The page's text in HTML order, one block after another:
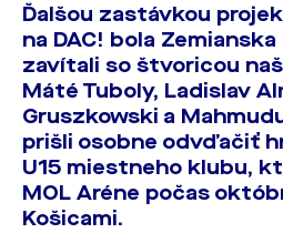
Ďalšou zastávkou
na DAC! bola
zavítali so štvoricou
Máté Tuboly, Ladislav
Gruszkowski a
prišli osobne odvďačiť
U15 miestneho klubu,
MOL Aréne počas
Košicami.